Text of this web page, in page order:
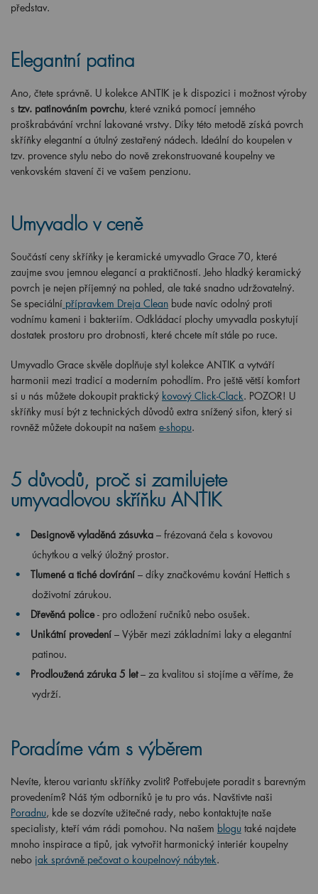
představ.
Elegantní patina
Ano, čtete správně. U kolekce ANTIK je k dispozici i možnost výroby
s tzv. patinováním povrchu, které vzniká pomocí jemného
proškrabávání vrchní lakované vrstvy. Díky této metodě získá povrch
skříňky elegantní a útulný zestařený nádech. Ideální do koupelen v
tzv. provence stylu nebo do nově zrekonstruované koupelny ve
venkovském stavení či ve vašem penzionu.
Umyvadlo v ceně
Součástí ceny skříňky je keramické umyvadlo Grace 70, které
zaujme svou jemnou elegancí a praktičností. Jeho hladký keramický
povrch je nejen příjemný na pohled, ale také snadno udržovatelný.
Se speciální přípravkem Dreja Clean bude navíc odolný proti
vodnímu kameni i bakteriím. Odkládací plochy umyvadla poskytují
dostatek prostoru pro drobnosti, které chcete mít stále po ruce.
Umyvadlo Grace skvěle doplňuje styl kolekce ANTIK a vytváří
harmonii mezi tradicí a moderním pohodlím. Pro ještě větší komfort
si u nás můžete dokoupit praktický kovový Click-Clack. POZOR! U
skříňky musí být z technických důvodů extra snížený sifon, který si
rovněž můžete dokoupit na našem e-shopu.
5 důvodů, proč si zamilujete
umyvadlovou skříňku ANTIK
Designově vyladěná zásuvka – frézovaná čela s kovovou
úchytkou a velký úložný prostor.
Tlumené a tiché dovírání – díky značkovému kování Hettich s
doživotní zárukou.
Dřevěná police- pro odložení ručníků nebo osušek.
Unikátní provedení – Výběr mezi základními laky a elegantní
patinou.
Prodloužená záruka 5 let– za kvalitou si stojíme a věříme, že
vydrží.
Poradíme vám s výběrem
Nevíte, kterou variantu skříňky zvolit? Potřebujete poradit s barevným
provedením? Náš tým odborníků je tu pro vás. Navštivte naši
Poradnu, kde se dozvíte užitečné rady, nebo kontaktujte naše
specialisty, kteří vám rádi pomohou. Na našem blogu také najdete
mnoho inspirace a tipů, jak vytvořit harmonický interiér koupelny
nebo jak správně pečovat o koupelnový nábytek.